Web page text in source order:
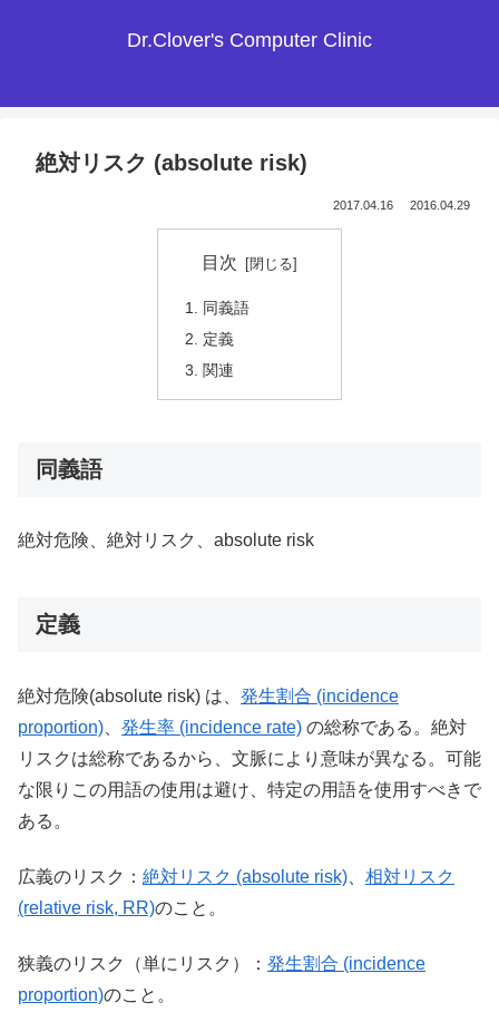
Dr.Clover's Computer Clinic
絶対リスク (absolute risk)
2017.04.16 2016.04.29
目次
同義語
定義
関連
同義語
絶対危険、絶対リスク、absolute risk
定義
絶対危険(absolute risk) は、 発生割合 (incidence
proportion)
発生率 (incidence rate) の総称である。絶対
リスクは総称であるから、文脈により意味が異なる。可能
な限りこの用語の使用は避け、特定の用語を使用すべきで
ある。
広義のリスク： 絶対リスク (absolute risk)
相対リスク
(relative risk, RR)のこと。
狭義のリスク（単にリスク）： 発生割合 (incidence
proportion)のこと。